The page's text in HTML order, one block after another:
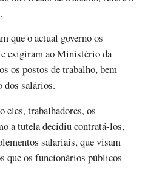
.
que o actual governo os
exigiram ao Ministério da
os postos de trabalho, bem
dos salários.
eles, trabalhadores, os
a tutela decidiu contratá-los,
salariais, que visam
que os funcionários públicos